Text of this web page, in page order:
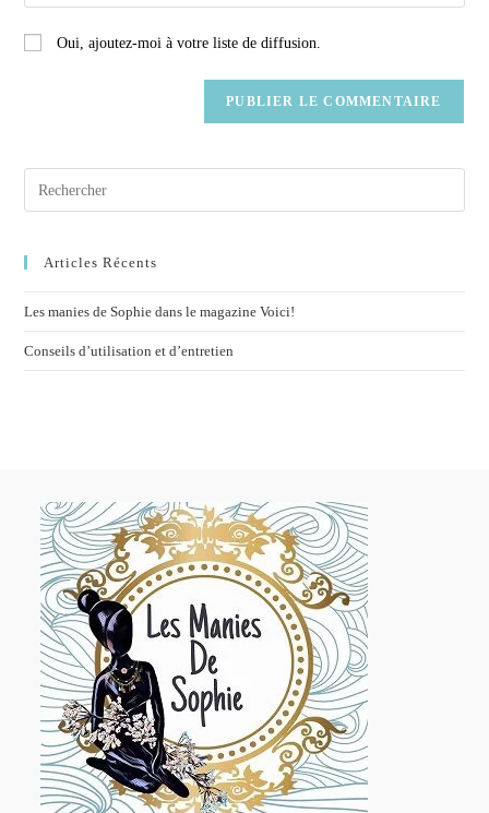
Oui, ajoutez-moi à votre liste de diffusion.
Articles Récents
Les manies de Sophie dans le magazine Voici!
Conseils d’utilisation et d’entretien